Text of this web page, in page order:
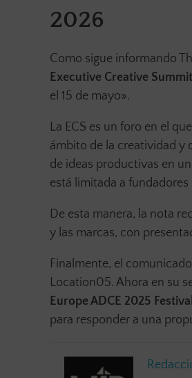
2026
Como sigue informando
Executive Creative
el 15 de mayo».
La ECS es un foro en el
ámbito de la creatividad y
de ideas productivas en
está limitada a
De esta manera, la nota
y las marcas, con
Finalmente, el
Location05. Ahora en su
Europe ADCE 2025 Festival
para responder a una